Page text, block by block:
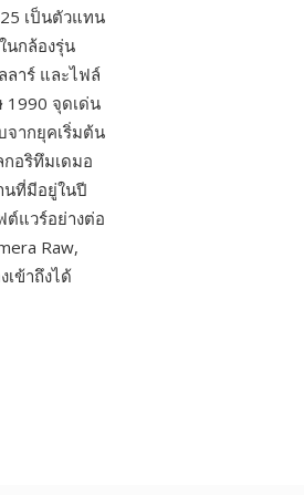
เป็นตัวแทน
นกล้องรุ่น
ลาร์ และไฟล์
1990 จุดเด่น
ากยุคเริ่มต้น
อริทึมเดมอ
นที่มีอยู่ในปี
ต์แวร์อย่างต่อ
Raw,
เข้าถึงได้